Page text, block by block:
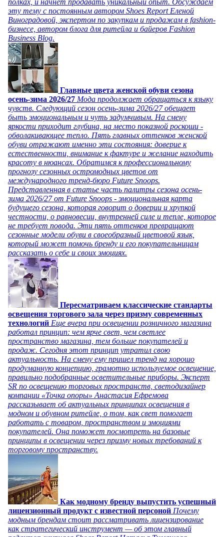
полках, и начнет продавать уникальный опыт. Обсуждаем
эту тему с постоянным автором Shoes Report Еленой
Виноградовой, экспертом по закупкам и продажам в fashion-
бизнесе, автором блога для ритейла и байеров Fashion
Business Blog.
Главные цвета женской обуви сезона
осень-зима 2026/27 Мода продолжает обращаться к языку
чувств. Следующий сезон осень-зима 2026/27 обещает
быть эмоциональным и чуть задумчивым. На смену
яркости приходит глубина, на место показной роскоши -
обволакивающее тепло. Пять главных оттенков женской
обуви отражают именно эти состояния: доверие к
естественности, внимание к фактуре и желание находить
красоту в нюансах. Обратимся к профессиональному
прогнозу сезонных остромодных цветов от
международного тренд-бюро Future Snoops.
Представленная в статье часть палитры сезона осень-
зима 2026/27 от Future Snoops - эмоциональная карта
будущего сезона, которая говорит о доверии и хрупкой
честности, о равновесии, внутренней силе и тепле, которое
не требует повода. Эти пять оттенков превращают
сезонные модели обуви в своеобразный цветовой язык,
который может помочь бренду и его покупательницам
рассказать о себе и своих эмоциях.
Пересматриваем классические стандарты
освещения торгового зала через призму современных
технологий Еще вчера при освещении розничного магазина
работал принцип: чем ярче свет, чем светлее
пространство магазина, тем больше покупателей и
продаж. Сегодня этот принцип утратил свою
актуальность. На смену ему пришел тренд на хорошо
продуманную концепцию, грамотно используемое освещение,
правильно подобранные осветительные приборы. Эксперт
SR по освещению торговых пространств, светодизайнер
компании «Точка опоры» Анастасия Ефремова
рассказывает об актуальных принципах освещения в
модном и обувном ритейле, о том, как свет помогает
работать с товаром, пространством и эмоциями
покупателей. Она поможет посмотреть на базовые
принципы в освещении через призму новых требований к
торговому пространству.
Как модному бренду выпустить успешный
лицензионный продукт с известной персоной Почему
модным брендам стоит рассматривать лицензирование
как стратегический инструмент — об этом главный